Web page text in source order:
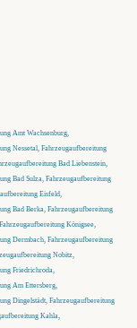
Amt Wachsenburg,
Nessetal, Fahrzeugaufbereitung
Bad Liebenstein,
Bad Sulza, Fahrzeugaufbereitung
Eisfeld,
Bad Berka, Fahrzeugaufbereitung
Königsee,
Dermbach, Fahrzeugaufbereitung
Nobitz,
Friedrichroda,
Am Ettersberg,
Dingelstädt, Fahrzeugaufbereitung
Kahla,